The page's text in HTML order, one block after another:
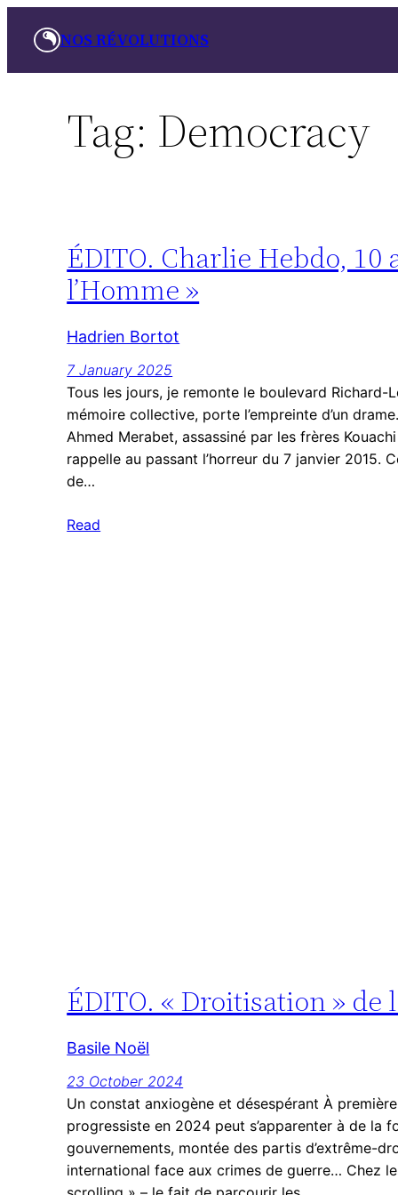
NOS RÉVOLUTIONS
Tag: Democracy
ÉDITO. Charlie Hebdo, 10
l’Homme »
Hadrien Bortot
7 January 2025
Tous les jours, je remonte le boulevard Richard-
mémoire collective, porte l’empreinte d’un
Ahmed Merabet, assassiné par les frères
rappelle au passant l’horreur du 7 janvier 2015.
de…
Read
ÉDITO. « Droitisation » de
Basile Noël
23 October 2024
Un constat anxiogène et désespérant À
progressiste en 2024 peut s’apparenter à de la
gouvernements, montée des partis d’extrême-
international face aux crimes de guerre… Chez